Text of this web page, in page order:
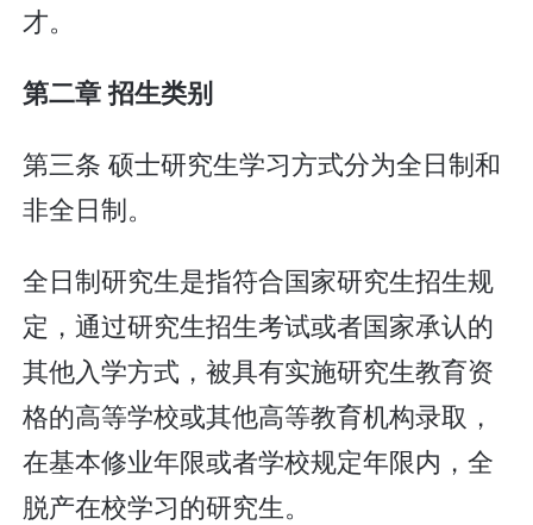
才。
第二章 招生类别
第三条 硕士研究生学习方式分为全日制和
非全日制。
全日制研究生是指符合国家研究生招生规
定，通过研究生招生考试或者国家承认的
其他入学方式，被具有实施研究生教育资
格的高等学校或其他高等教育机构录取，
在基本修业年限或者学校规定年限内，全
脱产在校学习的研究生。